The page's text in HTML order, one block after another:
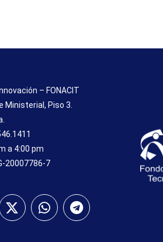
– FONACIT
Ministerial, Piso 3.
a 4:00 pm
20007786-7